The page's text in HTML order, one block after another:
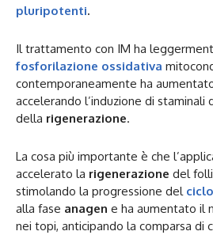
pluripotenti.
Il trattamento con IM ha
fosforilazione ossidativa
contemporaneamente ha
accelerando l’induzione di staminali
della rigenerazione.
La cosa più importante è che
accelerato la rigenerazione del
stimolando la progressione del
alla fase anagen e ha aumentato il
nei topi, anticipando la comparsa di